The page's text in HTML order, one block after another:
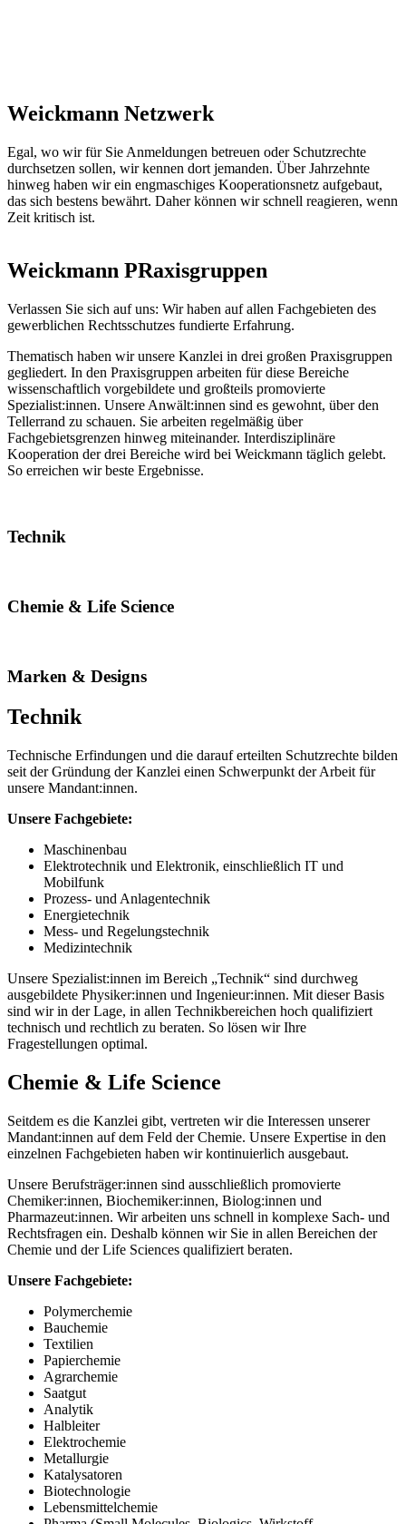
Weickmann Netzwerk
Egal, wo wir für Sie Anmeldungen betreuen oder Schutzrechte
durchsetzen sollen, wir kennen dort jemanden. Über Jahrzehnte
hinweg haben wir ein engmaschiges Kooperationsnetz aufgebaut,
das sich bestens bewährt. Daher können wir schnell reagieren, wenn
Zeit kritisch ist.
Weickmann PRaxisgruppen
Verlassen Sie sich auf uns: Wir haben auf allen Fachgebieten des
gewerblichen Rechtsschutzes fundierte Erfahrung.
Thematisch haben wir unsere Kanzlei in drei großen Praxisgruppen
gegliedert. In den Praxisgruppen arbeiten für diese Bereiche
wissenschaftlich vorgebildete und großteils promovierte
Spezialist:innen. Unsere Anwält:innen sind es gewohnt, über den
Tellerrand zu schauen. Sie arbeiten regelmäßig über
Fachgebietsgrenzen hinweg miteinander. Interdisziplinäre
Kooperation der drei Bereiche wird bei Weickmann täglich gelebt.
So erreichen wir beste Ergebnisse.
Technik
Chemie & Life Science
Marken & Designs
Technik
Technische Erfindungen und die darauf erteilten Schutzrechte bilden
seit der Gründung der Kanzlei einen Schwerpunkt der Arbeit für
unsere Mandant:innen.
Unsere Fachgebiete:
Maschinenbau
Elektrotechnik und Elektronik, einschließlich IT und
Mobilfunk
Prozess- und Anlagentechnik
Energietechnik
Mess- und Regelungstechnik
Medizintechnik
Unsere Spezialist:innen im Bereich „Technik“ sind durchweg
ausgebildete Physiker:innen und Ingenieur:innen. Mit dieser Basis
sind wir in der Lage, in allen Technikbereichen hoch qualifiziert
technisch und rechtlich zu beraten. So lösen wir Ihre
Fragestellungen optimal.
Chemie & Life Science
Seitdem es die Kanzlei gibt, vertreten wir die Interessen unserer
Mandant:innen auf dem Feld der Chemie. Unsere Expertise in den
einzelnen Fachgebieten haben wir kontinuierlich ausgebaut.
Unsere Berufsträger:innen sind ausschließlich promovierte
Chemiker:innen, Biochemiker:innen, Biolog:innen und
Pharmazeut:innen. Wir arbeiten uns schnell in komplexe Sach- und
Rechtsfragen ein. Deshalb können wir Sie in allen Bereichen der
Chemie und der Life Sciences qualifiziert beraten.
Unsere Fachgebiete:
Polymerchemie
Bauchemie
Textilien
Papierchemie
Agrarchemie
Saatgut
Analytik
Halbleiter
Elektrochemie
Metallurgie
Katalysatoren
Biotechnologie
Lebensmittelchemie